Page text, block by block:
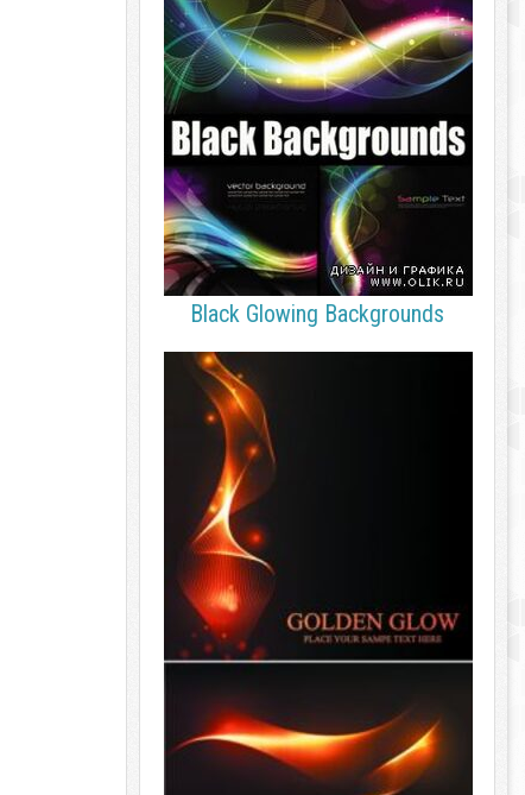
Black Glowing Backgrounds